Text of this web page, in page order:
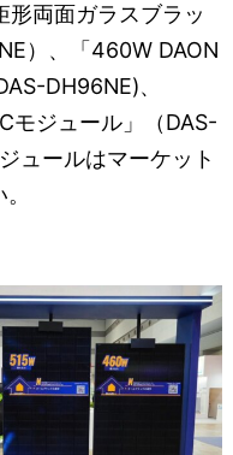
形両面ガラスブラッ
）、「460W DAON
DH96NE)、
モジュール」（DAS-
ュールはマーケット